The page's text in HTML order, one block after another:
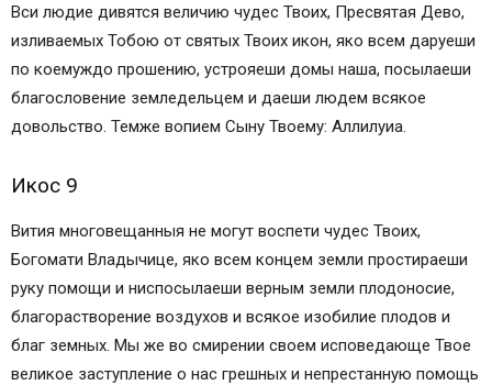
Вси людие дивятся величию чудес Твоих, Пресвятая Дево,
изливаемых Тобою от святых Твоих икон, яко всем даруеши
по коемуждо прошению, устрояеши домы наша, посылаеши
благословение земледельцем и даеши людем всякое
довольство. Темже вопием Сыну Твоему: Аллилуиа.
Икос 9
Вития многовещанныя не могут воспети чудес Твоих,
Богомати Владычице, яко всем концем земли простираеши
руку помощи и ниспосылаеши верным земли плодоносие,
благорастворение воздухов и всякое изобилие плодов и
благ земных. Мы же во смирении своем исповедающе Твое
великое заступление о нас грешных и непрестанную помощь